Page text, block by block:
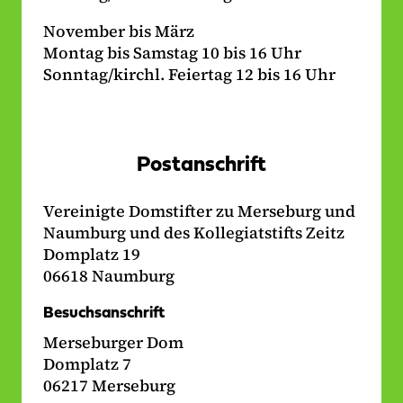
November bis März
Montag bis Samstag 10 bis 16 Uhr
Sonntag/kirchl. Feiertag 12 bis 16 Uhr
Postanschrift
Vereinigte Domstifter zu Merseburg und
Naumburg und des Kollegiatstifts Zeitz
Domplatz 19
06618 Naumburg
Besuchsanschrift
Merseburger Dom
Domplatz 7
06217 Merseburg